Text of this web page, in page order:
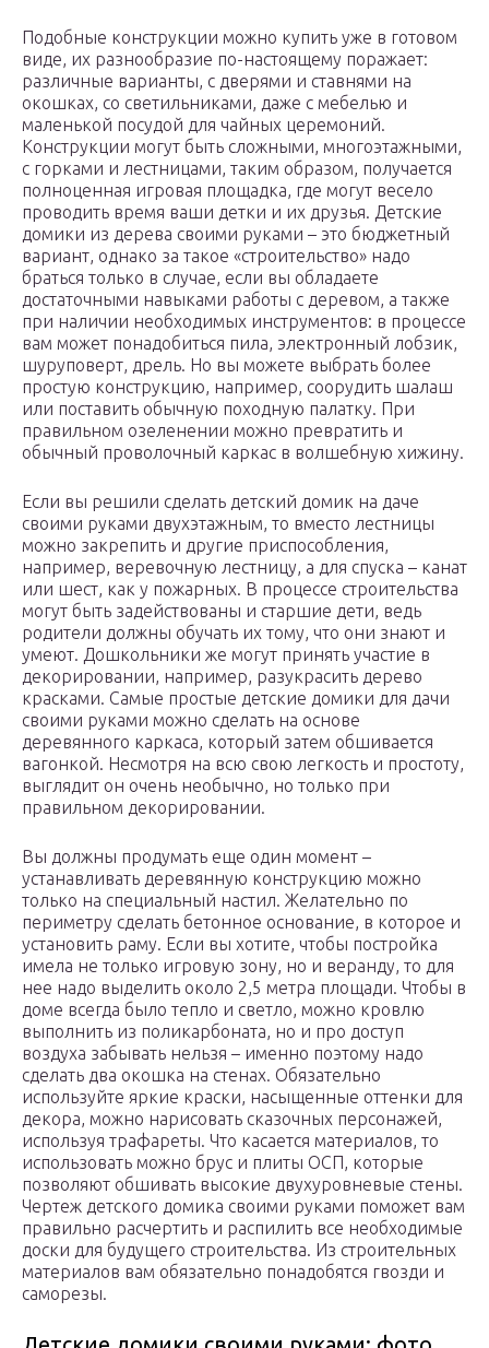
Подобные конструкции можно купить уже в готовом
виде, их разнообразие по-настоящему поражает:
различные варианты, с дверями и ставнями на
окошках, со светильниками, даже с мебелью и
маленькой посудой для чайных церемоний.
Конструкции могут быть сложными, многоэтажными,
с горками и лестницами, таким образом, получается
полноценная игровая площадка, где могут весело
проводить время ваши детки и их друзья. Детские
домики из дерева своими руками – это бюджетный
вариант, однако за такое «строительство» надо
браться только в случае, если вы обладаете
достаточными навыками работы с деревом, а также
при наличии необходимых инструментов: в процессе
вам может понадобиться пила, электронный лобзик,
шуруповерт, дрель. Но вы можете выбрать более
простую конструкцию, например, соорудить шалаш
или поставить обычную походную палатку. При
правильном озеленении можно превратить и
обычный проволочный каркас в волшебную хижину.
Если вы решили сделать детский домик на даче
своими руками двухэтажным, то вместо лестницы
можно закрепить и другие приспособления,
например, веревочную лестницу, а для спуска – канат
или шест, как у пожарных. В процессе строительства
могут быть задействованы и старшие дети, ведь
родители должны обучать их тому, что они знают и
умеют. Дошкольники же могут принять участие в
декорировании, например, разукрасить дерево
красками. Самые простые детские домики для дачи
своими руками можно сделать на основе
деревянного каркаса, который затем обшивается
вагонкой. Несмотря на всю свою легкость и простоту,
выглядит он очень необычно, но только при
правильном декорировании.
Вы должны продумать еще один момент –
устанавливать деревянную конструкцию можно
только на специальный настил. Желательно по
периметру сделать бетонное основание, в которое и
установить раму. Если вы хотите, чтобы постройка
имела не только игровую зону, но и веранду, то для
нее надо выделить около 2,5 метра площади. Чтобы в
доме всегда было тепло и светло, можно кровлю
выполнить из поликарбоната, но и про доступ
воздуха забывать нельзя – именно поэтому надо
сделать два окошка на стенах. Обязательно
используйте яркие краски, насыщенные оттенки для
декора, можно нарисовать сказочных персонажей,
используя трафареты. Что касается материалов, то
использовать можно брус и плиты ОСП, которые
позволяют обшивать высокие двухуровневые стены.
Чертеж детского домика своими руками поможет вам
правильно расчертить и распилить все необходимые
доски для будущего строительства. Из строительных
материалов вам обязательно понадобятся гвозди и
саморезы.